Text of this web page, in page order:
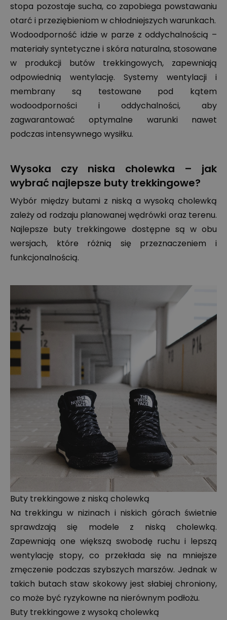
stopa pozostaje sucha, co zapobiega powstawaniu
otarć i przeziębieniom w chłodniejszych warunkach.
Wodoodporność idzie w parze z oddychalnością –
materiały syntetyczne i skóra naturalna, stosowane
w produkcji butów trekkingowych, zapewniają
odpowiednią wentylację. Systemy wentylacji i
membrany są testowane pod kątem
wodoodporności i oddychalności, aby
zagwarantować optymalne warunki nawet
podczas intensywnego wysiłku.
Wysoka czy niska cholewka – jak
wybrać najlepsze buty trekkingowe?
Wybór między butami z niską a wysoką cholewką
zależy od rodzaju planowanej wędrówki oraz terenu.
Najlepsze buty trekkingowe dostępne są w obu
wersjach, które różnią się przeznaczeniem i
funkcjonalnością.
Buty trekkingowe z niską cholewką
Na trekkingu w nizinach i niskich górach świetnie
sprawdzają się modele z niską cholewką.
Zapewniają one większą swobodę ruchu i lepszą
wentylację stopy, co przekłada się na mniejsze
zmęczenie podczas szybszych marszów. Jednak w
takich butach staw skokowy jest słabiej chroniony,
co może być ryzykowne na nierównym podłożu.
Buty trekkingowe z wysoką cholewką